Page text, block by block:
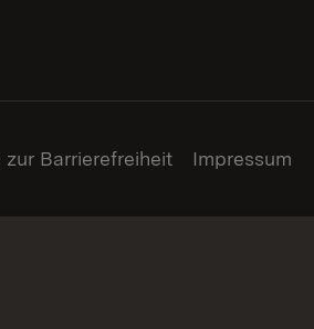
zur Barrierefreiheit Impressum